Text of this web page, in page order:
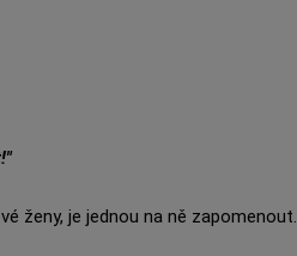
ženy, je jednou na ně zapomenout.